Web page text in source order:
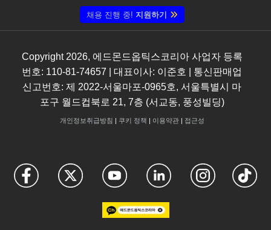
채용 진행 중! 지원하기
Copyright 2026, 에드몬드옵틱스코리아 사업자 등록
번호: 110-81-74657 | 대표이사: 이준호 | 통신판매업
신고번호: 제 2022-서울마포-0965호, 서울특별시 마
포구 월드컵북로 21, 7층 (서교동, 풍성빌딩)
개인정보취급방침 | 쿠키 정책 | 이용약관| 접근성